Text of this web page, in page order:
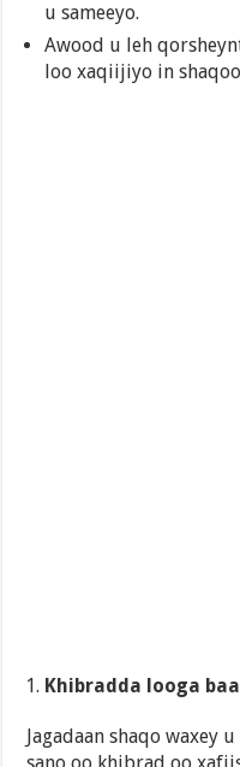
u sameeyo.
Awood u leh
loo xaqiijiyo in
Khibradda looga
Jagadaan shaqo waxey